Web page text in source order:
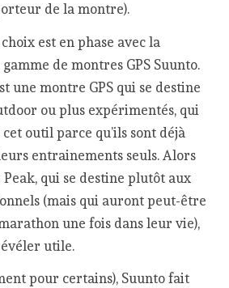
de la montre).
est en phase avec la
de montres GPS Suunto.
une montre GPS qui se destine
ou plus expérimentés, qui
cet outil parce qu’ils sont déjà
entrainements seuls. Alors
qui se destine plutôt aux
(mais qui auront peut-être
une fois dans leur vie),
utile.
pour certains), Suunto fait